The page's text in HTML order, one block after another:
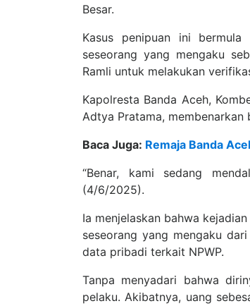
Besar.
Kasus penipuan ini
seseorang yang mengaku
Ramli untuk melakukan
Kapolresta Banda Aceh,
Adtya Pratama,
Baca Juga: Remaja Banda
“Benar, kami sedang
(4/6/2025).
Ia menjelaskan bahwa
seseorang yang mengaku
data pribadi terkait NPWP.
Tanpa menyadari bahwa
pelaku. Akibatnya, uang